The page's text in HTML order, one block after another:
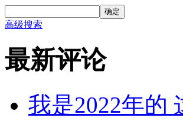
确定
高级搜索
最新评论
我是2022年的